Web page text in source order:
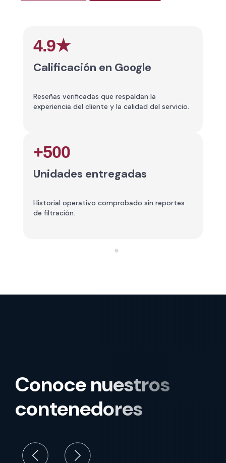
4.9★
Calificación en Google
Reseñas verificadas que respaldan la
experiencia del cliente y la calidad del servicio.
+500
Unidades entregadas
Historial operativo comprobado sin reportes
de filtración.
Conoce nuestros
contenedores